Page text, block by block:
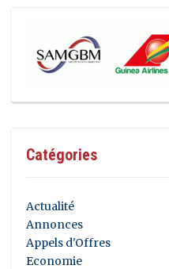
Catégories
Actualité
Annonces
Appels d'Offres
Economie